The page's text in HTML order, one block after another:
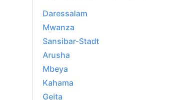
Daressalam
Mwanza
Sansibar-Stadt
Arusha
Mbeya
Kahama
Geita